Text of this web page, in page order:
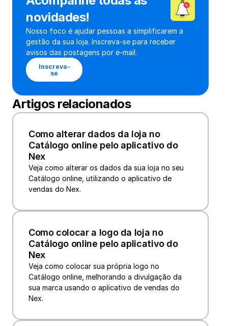
novidades!
Nosso foco é ajudar pessoas a simplificarem a
gestão da sua loja. Inscreva-se para receber
avisos das postagens por e-mail.
Inscreva-
se
Artigos relacionados
Como alterar dados da loja no
Catálogo online pelo aplicativo do
Nex
Veja como alterar os dados da sua loja no seu
Catálogo online, utilizando o aplicativo de
vendas do Nex.
Como colocar a logo da loja no
Catálogo online pelo aplicativo do
Nex
Veja como colocar sua própria logo no
Catálogo online, melhorando a divulgação da
sua marca usando o aplicativo de vendas do
Nex.